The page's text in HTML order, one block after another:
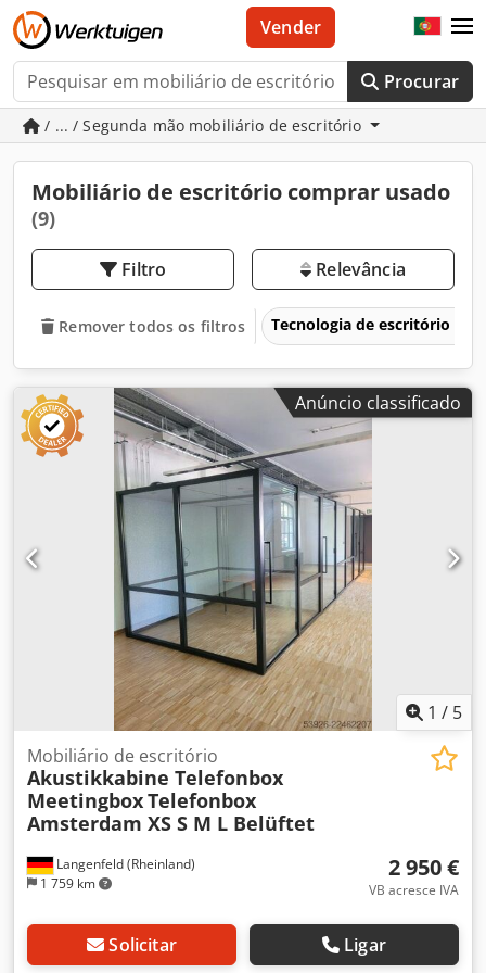
Procurar
Vender
/ ... / Segunda mão mobiliário de escritório
Mobiliário de escritório comprar usado
(9)
Filtro Relevância
Remover todos os filtros Tecnologia de escritório
Anúncio classificado
1 / 5
Langenfeld (Rheinland)
1 759 km
Mobiliário de escritório
Akustikkabine Telefonbox
MeetingboxTelefonbox
Amsterdam XS S M L Belüftet
2 950 €
VB acresce IVA
Solicitar Ligar